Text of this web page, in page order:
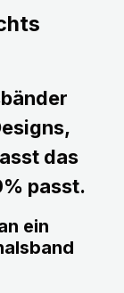
das
passt.
ein